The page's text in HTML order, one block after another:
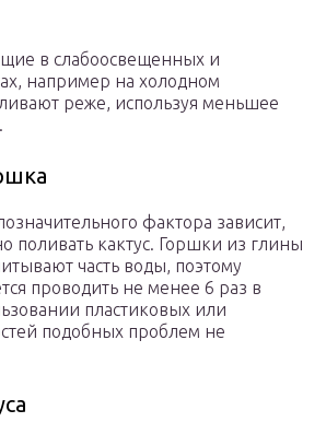
в слабоосвещенных и
например на холодном
реже, используя меньшее
фактора зависит,
поливать кактус. Горшки из глины
часть воды, поэтому
проводить не менее 6 раз в
пластиковых или
подобных проблем не